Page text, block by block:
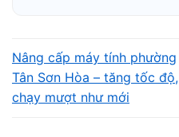
Nâng cấp máy tính phường
Tân Sơn Hòa – tăng tốc độ,
chạy mượt như mới